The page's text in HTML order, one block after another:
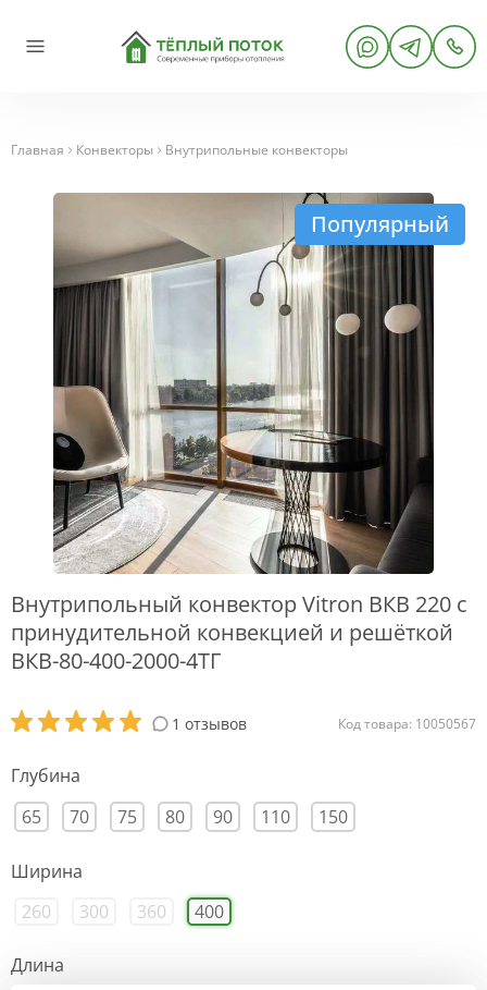
Главная Конвекторы Внутрипольные конвекторы
Популярный
Внутрипольный конвектор Vitron ВКВ 220 с
принудительной конвекцией и решёткой
ВКВ-80-400-2000-4ТГ
1 отзывов Код товара: 10050567
Глубина
65
70 75 80 90 110 150
Ширина
260
300 360 400
Длина